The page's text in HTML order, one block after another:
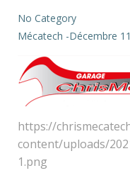
No Category
Mécatech -Décembre
https://
content/uploads/
1.png